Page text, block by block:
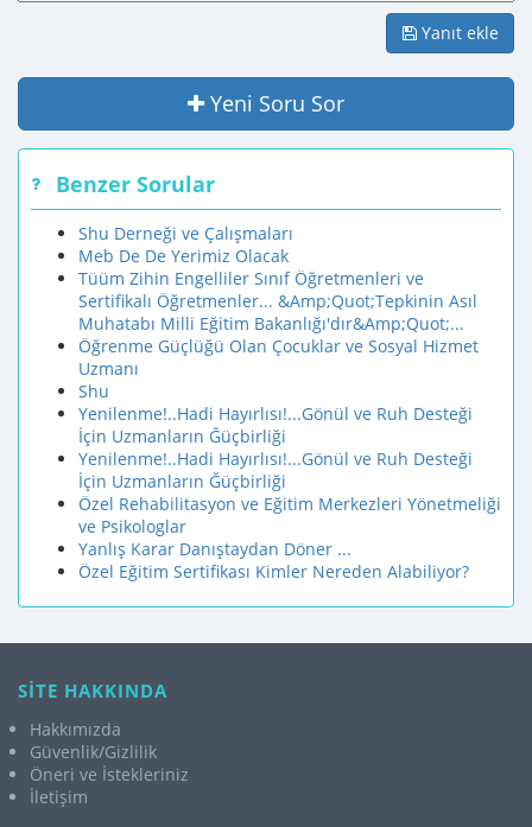
Yanıt ekle
Yeni Soru Sor
Benzer Sorular
Shu Derneği ve Çalışmaları
Meb De De Yerimiz Olacak
Tüüm Zihin Engelliler Sınıf Öğretmenleri ve
Sertifikalı Öğretmenler... &Amp;Quot;Tepkinin Asıl
Muhatabı Milli Eğitim Bakanlığı'dır&Amp;Quot;...
Öğrenme Güçlüğü Olan Çocuklar ve Sosyal Hizmet
Uzmanı
Shu
Yenilenme!..Hadi Hayırlısı!...Gönül ve Ruh Desteği
İçin Uzmanların Ğüçbirliği
Yenilenme!..Hadi Hayırlısı!...Gönül ve Ruh Desteği
İçin Uzmanların Ğüçbirliği
Özel Rehabilitasyon ve Eğitim Merkezleri Yönetmeliği
ve Psikologlar
Yanlış Karar Danıştaydan Döner ...
Özel Eğitim Sertifikası Kimler Nereden Alabiliyor?
SİTE HAKKINDA
Hakkımızda
Güvenlik/Gizlilik
Öneri ve İstekleriniz
İletişim